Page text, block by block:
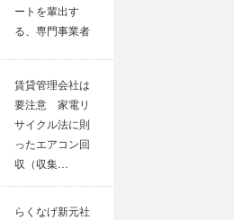
ートを輩出す
る、専門事業者
賃貸管理会社は
要注意 家電リ
サイクル法に則
ったエアコン回
収（収集…
らくなげ新元社